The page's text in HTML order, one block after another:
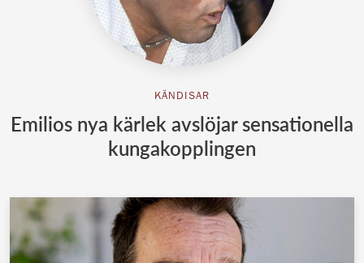
KÄNDISAR
Emilios nya kärlek avslöjar sensationella
kungakopplingen